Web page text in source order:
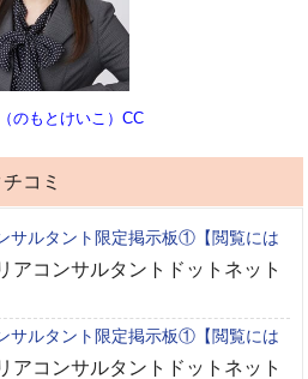
のもとけいこ）CC
コミ
サルタント限定掲示板①【閲覧には
アコンサルタントドットネット
サルタント限定掲示板①【閲覧には
アコンサルタントドットネット